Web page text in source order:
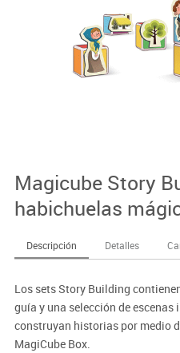
Magicube Story
habichuelas
Descripción Detalles
Los sets Story Building
guía y una selección de
construyan historias por medio
MagiCube Box.